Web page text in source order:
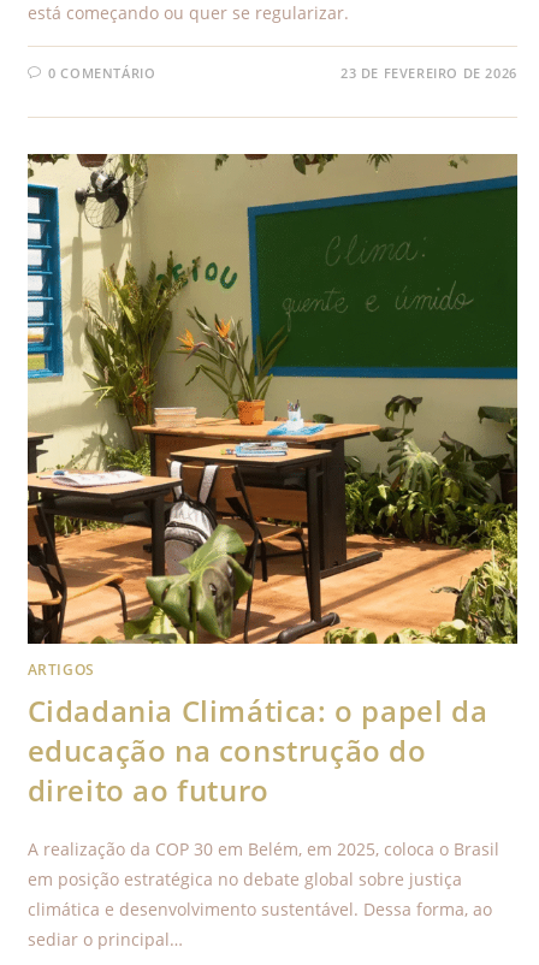
está começando ou quer se regularizar.
0 COMENTÁRIO 23 DE FEVEREIRO DE 2026
ARTIGOS
Cidadania Climática: o papel da
educação na construção do
direito ao futuro
A realização da COP 30 em Belém, em 2025, coloca o Brasil
em posição estratégica no debate global sobre justiça
climática e desenvolvimento sustentável. Dessa forma, ao
sediar o principal…